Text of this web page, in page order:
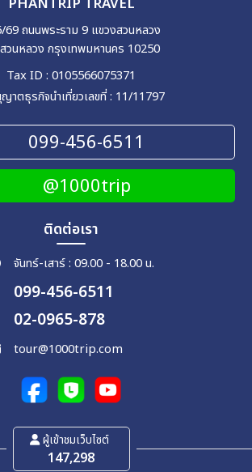
69 ถนนพระราม 9 แขวงสวนหลวง
วนหลวง กรุงเทพมหานคร 10250
Tax ID : 0105566075371
าตธุรกิจนำเที่ยวเลขที่ : 11/11797
099-456-6511
@1000trip
ติดต่อเรา
จันทร์-เสาร์ : 09.00 - 18.00 น.
099-456-6511
02-0965-878
tour@1000trip.com
ผู้เข้าชมเว็บไซต์
147,298